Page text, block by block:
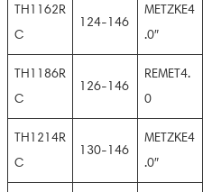
TH1162R
C
124-146
METZKE4
.0″
TH1186R
C
126-146
REMET4.
0
TH1214R
C
130-146
METZKE4
.0″